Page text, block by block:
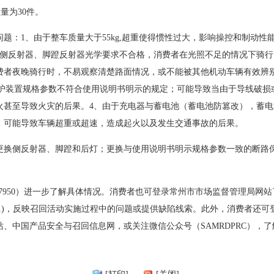
为30件。
：1、由于整车质量大于55kg,超重使得惯性过大，影响操控和制动性
反射器、脚蹬反射器光学要求不合格，消费者在光照不足的情况下骑
夜晚骑行时，不易观察清楚路面情况，或不能被其他机动车辆有效
置规格参数不符合使用说明书明示的规定；可能导致当由于导线破
至导致火灾的后果。4、由于充电器与蓄电池（蓄电池防篡改），蓄
能导致车辆超重或超速，造成起火以及发生交通事故的后果。
侧反射器、脚蹬和后灯；更换与使用说明书明示规格参数一致的断
）进一步了解具体情况。消费者也可登录常州市市场监督管理局网
，反映召回活动实施过程中的问题或提供缺陷线索。此外，消费者还
中国产品安全与召回信息网，或关注微信公众号（SAMRDPRC），